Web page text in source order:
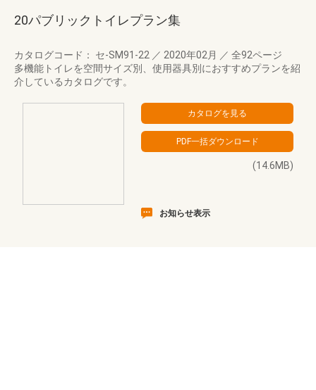
20パブリックトイレプラン集
カタログコード： セ-SM91-22 ／ 2020年02月 ／ 全92ページ
多機能トイレを空間サイズ別、使用器具別におすすめプランを紹
介しているカタログです。
(14.6MB)
お知らせ表示